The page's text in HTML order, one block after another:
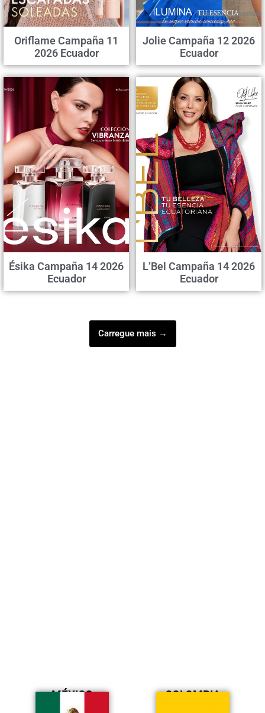
Oriflame Campaña 11
2026 Ecuador
Jolie Campaña 12 2026
Ecuador
Ésika Campaña 14 2026
Ecuador
L’Bel Campaña 14 2026
Ecuador
Carregue mais →
MÉXICO COLOMBIA